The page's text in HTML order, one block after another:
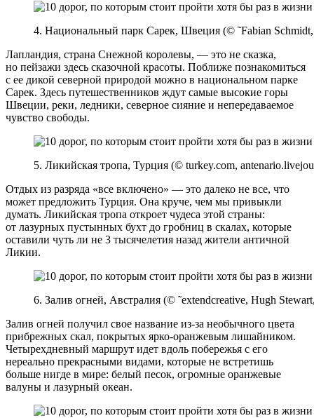
4. Национальный парк Сарек, Швеция (© ˜Fabian
Лапландия, страна Снежной королевы, — это не сказка,
но пейзажи здесь сказочной красоты. Поближе познакомиться
с ее дикой северной природой можно в национальном парке
Сарек. Здесь путешественников ждут самые высокие горы
Швеции, реки, ледники, северное сияние и непередаваемое
чувство свободы.
5. Ликийская тропа, Турция (© turkey.com,
Отдых из разряда «все включено» — это далеко не все, что
может предложить Турция. Она круче, чем мы привыкли
думать. Ликийская тропа откроет чудеса этой страны:
от лазурных пустынных бухт до гробниц в скалах, которые
оставили чуть ли не 3 тысячелетия назад жители античной
Ликии.
6. Залив огней, Австралия (© ˜extendcreative, Hugh
Залив огней получил свое название из-за необычного цвета
прибрежных скал, покрытых ярко-оранжевым лишайником.
Четырехдневный маршрут идет вдоль побережья с его
нереально прекрасными видами, которые не встретишь
больше нигде в мире: белый песок, огромные оранжевые
валуны и лазурный океан.